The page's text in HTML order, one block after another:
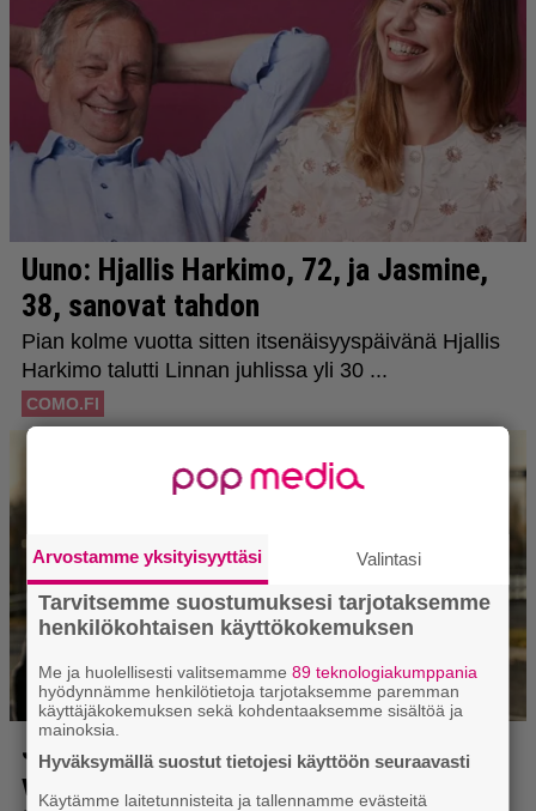
Arvostamme yksityisyyttäsi Valintasi
Tarvitsemme suostumuksesi tarjotaksemme
henkilökohtaisen käyttökokemuksen
Me ja huolellisesti valitsemamme89 teknologiakumppania
hyödynnämme henkilötietoja tarjotaksemme paremman
käyttäjäkokemuksen sekä kohdentaaksemme sisältöä ja
mainoksia.
Hyväksymällä suostut tietojesi käyttöön seuraavasti
Käytämme laitetunnisteita ja tallennamme evästeitä